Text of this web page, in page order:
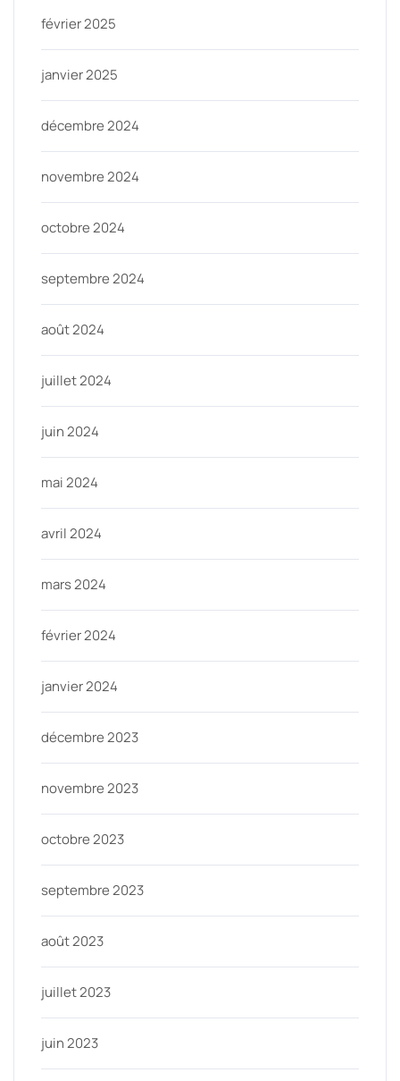
février 2025
janvier 2025
décembre 2024
novembre 2024
octobre 2024
septembre 2024
août 2024
juillet 2024
juin 2024
mai 2024
avril 2024
mars 2024
février 2024
janvier 2024
décembre 2023
novembre 2023
octobre 2023
septembre 2023
août 2023
juillet 2023
juin 2023